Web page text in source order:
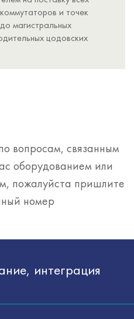
и точек
магистральных
цодовских
вопросам, связанным
оборудованием или
пожалуйста пришлите
номер
интеграция